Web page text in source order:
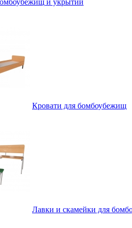
и укрытий
Кровати для бомбоубежищ
Лавки и скамейки для